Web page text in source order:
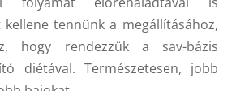
tennünk a megállításához,
hogy rendezzük a sav-bázis
diétával. Természetesen, jobb